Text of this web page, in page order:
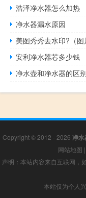
浩泽净水器怎么加热
净水器漏水原因
美图秀秀去水印?（图
安利净水器芯多少钱
净水壶和净水器的区别
Copyright © 2012 - 2026 净水
网站地图 |
声明：本站内容来自互联网，
本站仅为个人